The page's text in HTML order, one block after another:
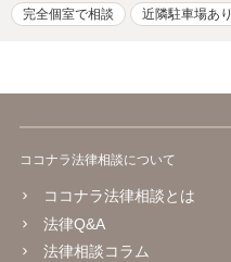
完全個室で相談 近隣駐車場あり
ココナラ法律相談について
ココナラ法律相談とは
法律Q&A
法律相談コラム